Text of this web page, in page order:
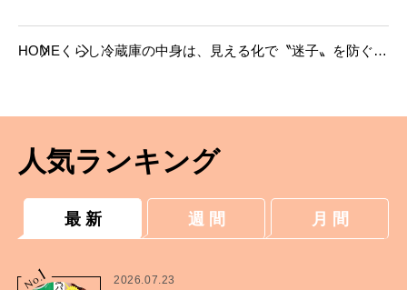
HOME くらし冷蔵庫の中身は、見える化で〝迷子〟を防ぐ。
人気ランキング
最 新 週 間 月 間
No.
1 2026.07.23